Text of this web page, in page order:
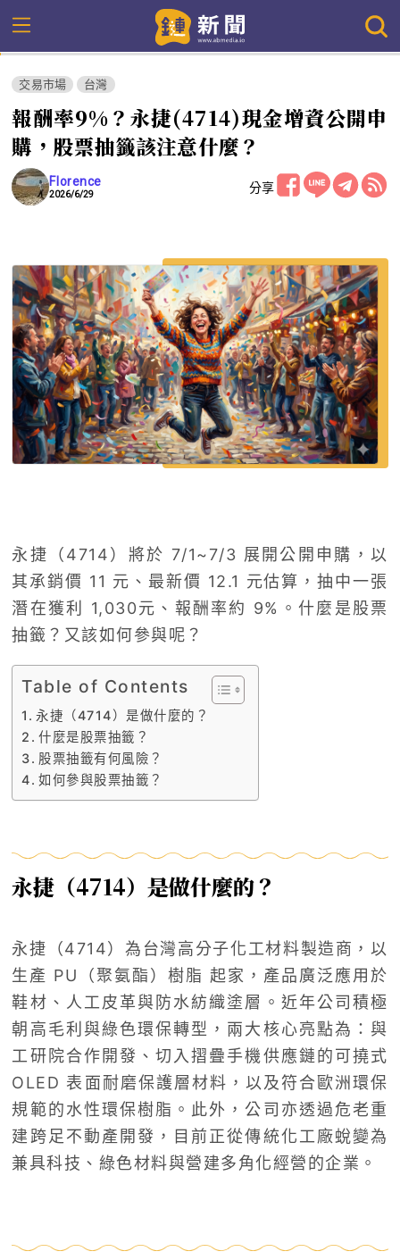
交易市場 台灣
報酬率9%？永捷(4714)現金增資公開申
購，股票抽籤該注意什麼？
Florence
2026/6/29 分享
永捷（4714）將於 7/1~7/3 展開公開申購，以
其承銷價 11 元、最新價 12.1 元估算，抽中一張
潛在獲利 1,030元、報酬率約 9%。什麼是股票
抽籤？又該如何參與呢？
Table of Contents
永捷（4714）是做什麼的？
什麼是股票抽籤？
股票抽籤有何風險？
如何參與股票抽籤？
永捷（4714）是做什麼的？
永捷（4714）為台灣高分子化工材料製造商，以
生產 PU（聚氨酯）樹脂 起家，產品廣泛應用於
鞋材、人工皮革與防水紡織塗層。近年公司積極
朝高毛利與綠色環保轉型，兩大核心亮點為：與
工研院合作開發、切入摺疊手機供應鏈的可撓式
OLED 表面耐磨保護層材料，以及符合歐洲環保
規範的水性環保樹脂。此外，公司亦透過危老重
建跨足不動產開發，目前正從傳統化工廠蛻變為
兼具科技、綠色材料與營建多角化經營的企業。